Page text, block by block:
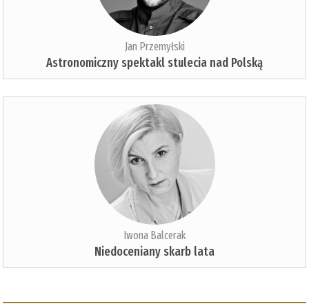
Jan Przemyłski
Astronomiczny spektakl stulecia nad Polską
Iwona Balcerak
Niedoceniany skarb lata